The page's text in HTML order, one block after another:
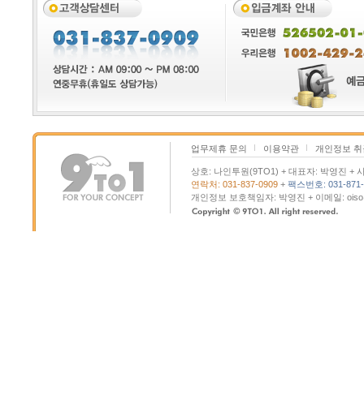
업무제휴 문의 이용약관 개인정보
상호: 나인투원(9TO1) + 대표자: 박영진 +
연락처: 031-837-0909 + 팩스번호: 031-
개인정보 보호책임자: 박영진 + 이메일: